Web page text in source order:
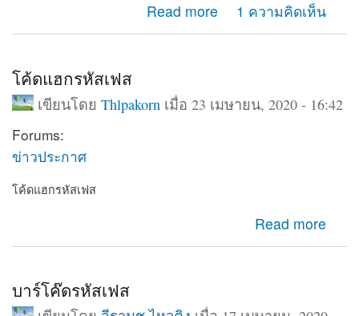
Read more
about อยากรบกวน วิธี export content ครับ1 ความคิดเห็น
โค้ดแฮกรหัสเฟส
เขียนโดย Thlpakornเมื่อ 23 เมษายน, 2020 - 16:42
Forums:
ข่าวประกาศ
โค้ดแฮกรหัสเฟส
Read more
บาร์โค๊ดรหัสเฟส